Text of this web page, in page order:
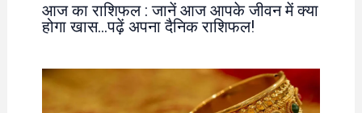
आज का राशिफल : जानें आज आपके जीवन में क्या
होगा खास…पढ़ें अपना दैनिक राशिफल!